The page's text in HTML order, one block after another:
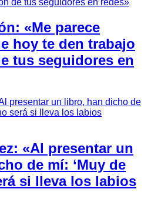
«Me parece
hoy te den trabajo
tus seguidores en
«Al presentar un
de mí: ‘Muy de
si lleva los labios